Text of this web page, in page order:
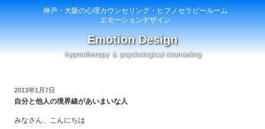
神戸・大阪の心理カウンセリング・ヒプノセラピールーム
エモーションデザイン
Emotion Design
hypnotherapy ＆ psychological counseling
投
稿
2013年1月7日
自分と他人の境界線があいまいな人
みなさん、こんにちは